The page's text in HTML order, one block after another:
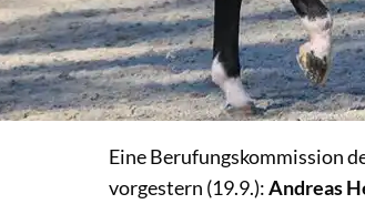
Eine Berufungskommission
vorgestern (19.9.):Andreas